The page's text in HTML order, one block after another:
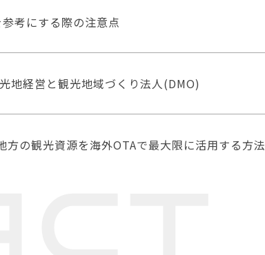
考にする際の注意点
地経営と観光地域づくり法人(DMO)
方の観光資源を海外OTAで最大限に活用する方法